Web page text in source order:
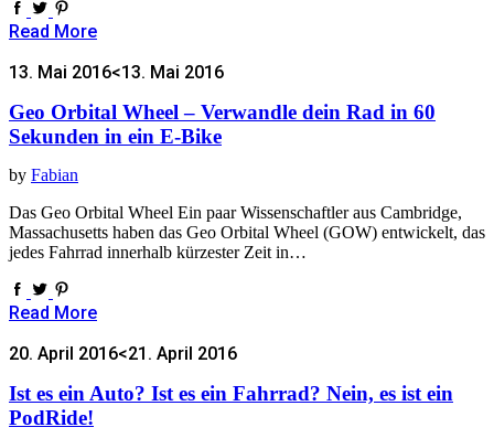
Read More
13. Mai 2016<13. Mai 2016
Geo Orbital Wheel – Verwandle dein Rad in 60
Sekunden in ein E-Bike
by Fabian
Das Geo Orbital Wheel Ein paar Wissenschaftler aus Cambridge,
Massachusetts haben das Geo Orbital Wheel (GOW) entwickelt, das
jedes Fahrrad innerhalb kürzester Zeit in…
Read More
20. April 2016<21. April 2016
Ist es ein Auto? Ist es ein Fahrrad? Nein, es ist ein
PodRide!